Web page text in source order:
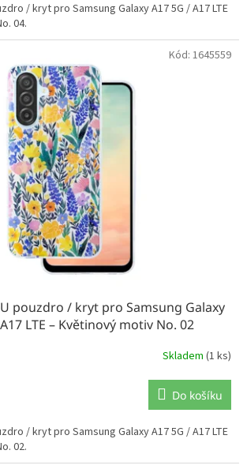
/ kryt pro Samsung Galaxy A17 5G / A17 LTE
04.
pouzdro / kryt pro Samsung Galaxy
LTE – Květinový motiv No. 02
Skladem (1 ks)
Do košíku
/ kryt pro Samsung Galaxy A17 5G / A17 LTE
02.
Kód: 1645559